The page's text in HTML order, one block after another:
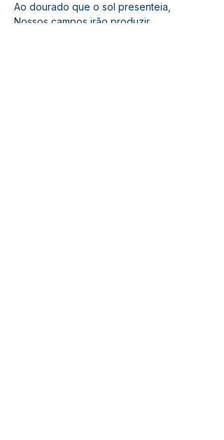
Ao dourado que o sol presenteia,
Nossos campos irão produzir...